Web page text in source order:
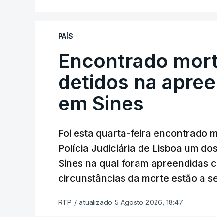
que o processo esteja concluído a tempo.
"Durante o fim de semana e nos
ser convocados professores para
Lusa. "Será praticamente impossível
sexta-feira".
Segundo os docentes, o processo de
constrangimentos. Há casos em que
a alegação justificativa para o pedido
relatores devem preencher.
PAÍS
Encontrado
detidos na
em Sines
Foi esta quarta-feira encontrado
Polícia Judiciária de Lisboa um
Sines na qual foram apreendidas
circunstâncias da morte estão a
RTP / atualizado 5 Agosto 2026, 18:47